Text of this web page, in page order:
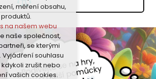
na našem webu
cookies
měření obsahu,
na našem webu
naše společnost,
se kterými
souhlasu
zrušit nebo
vašich cookies.